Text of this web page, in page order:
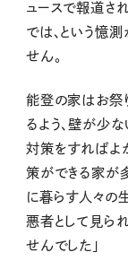
ュースで報道さ
では、という憶
せん。
能登の家はお祭
るよう、壁が少
対策をすればよ
策ができる家が
に暮らす人々の
悪者として見ら
せんでした」